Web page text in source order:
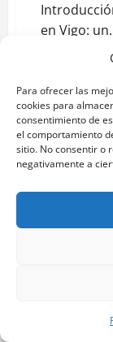
Para ofrecer las
cookies para
consentimiento de
el comportamiento
sitio. No consentir o
negativamente a
en Vigo:
y
de
entradas
Anterior
5
TE PUEDEN